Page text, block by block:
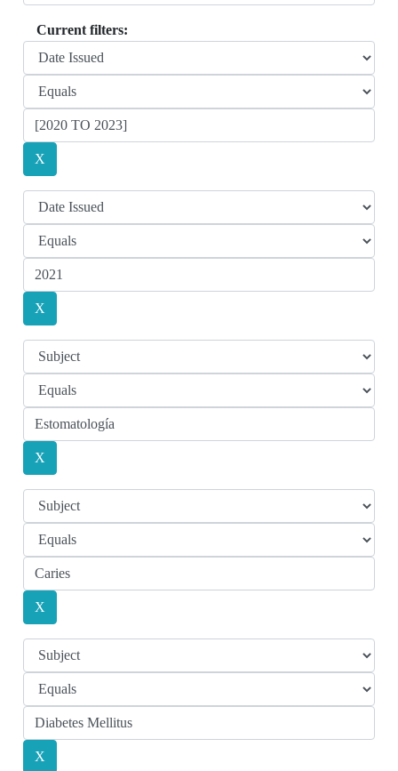
Current filters: